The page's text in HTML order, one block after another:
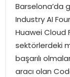
MAGAZIN
SPOR
YAŞAM
Barselona’da
Industry AI
Huawei Cloud
sektörlerdeki
başarılı
aracı olan